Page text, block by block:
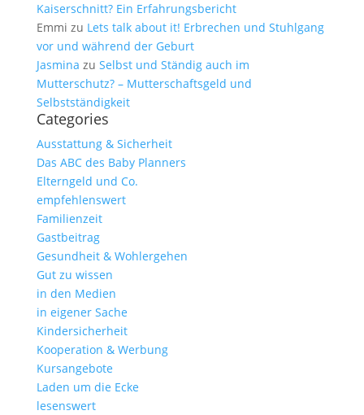
Kaiserschnitt? Ein Erfahrungsbericht
Emmi zu Lets talk about it! Erbrechen und Stuhlgang
vor und während der Geburt
Jasmina zu Selbst und Ständig auch im
Mutterschutz? – Mutterschaftsgeld und
Selbstständigkeit
Categories
Ausstattung & Sicherheit
Das ABC des Baby Planners
Elterngeld und Co.
empfehlenswert
Familienzeit
Gastbeitrag
Gesundheit & Wohlergehen
Gut zu wissen
in den Medien
in eigener Sache
Kindersicherheit
Kooperation & Werbung
Kursangebote
Laden um die Ecke
lesenswert